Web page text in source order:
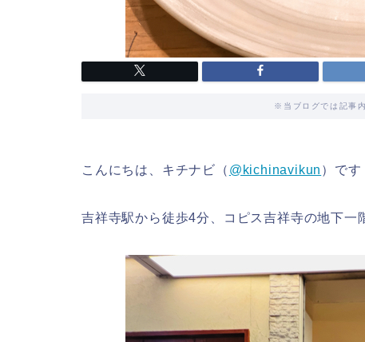
※当ブログでは記事
こんにちは、キチナビ（ @kichinavikun ）です
吉祥寺駅から徒歩4分、コピス吉祥寺の地下一